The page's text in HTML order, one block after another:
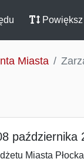
Powiększ
Miasta
października
Miasta